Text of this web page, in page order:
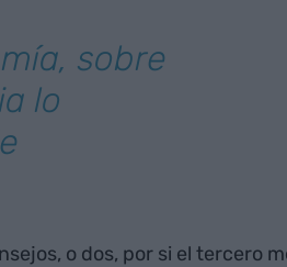
sobre
lo
o dos, por si el tercero